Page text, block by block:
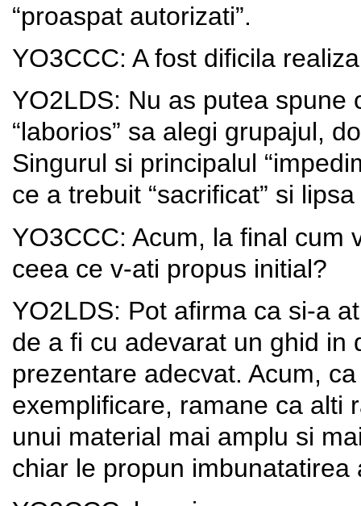
“proaspat autorizati”.
YO3CCC: A fost dificila
YO2LDS: Nu as putea spune
“laborios” sa alegi grupajul,
Singurul si principalul
ce a trebuit “sacrificat” si
YO3CCC: Acum, la final cum
ceea ce v-ati propus initial?
YO2LDS: Pot afirma ca si-a
de a fi cu adevarat un ghid in
prezentare adecvat. Acum,
exemplificare, ramane ca alti
unui material mai amplu si
chiar le propun imbunatatirea